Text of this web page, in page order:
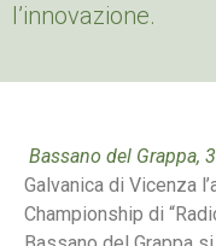
l’innovazione.
Bassano del Grappa,
Galvanica di Vicenza
Championship di